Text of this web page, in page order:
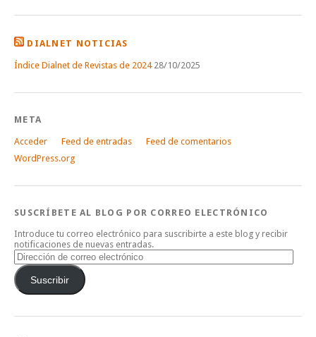
DIALNET NOTICIAS
Índice Dialnet de Revistas de 2024 28/10/2025
META
Acceder Feed de entradas
Feed de comentarios
WordPress.org
SUSCRÍBETE AL BLOG POR CORREO ELECTRÓNICO
Introduce tu correo electrónico para suscribirte a este blog y recibir
notificaciones de nuevas entradas.
Dirección
de
correo
electrónico
Suscribir